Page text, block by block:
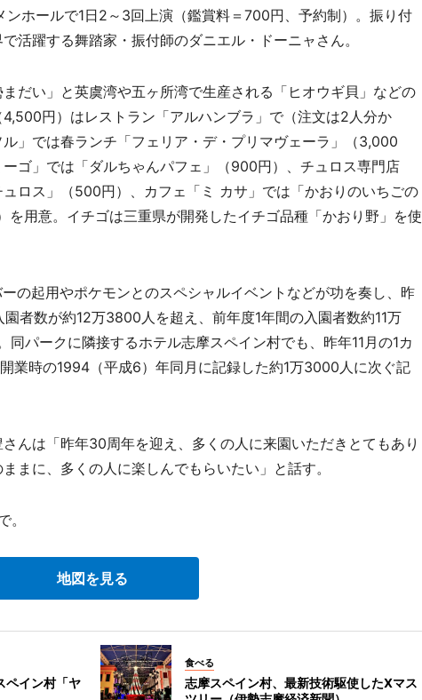
ホールで1日2～3回上演（鑑賞料＝700円、予約制）。振り付
活躍する舞踏家・振付師のダニエル・ドーニャさん。
だい」と英虞湾や五ヶ所湾で生産される「ヒオウギ貝」などの
円）はレストラン「アルハンブラ」で（注文は2人分か
」では春ランチ「フェリア・デ・プリマヴェーラ」（3,000
ゴ」では「ダルちゃんパフェ」（900円）、チュロス専門店
ュロス」（500円）、カフェ「ミ カサ」では「かおりのいちごの
を用意。イチゴは三重県が開発したイチゴ品種「かおり野」を使
の起用やポケモンとのスペシャルイベントなどが功を奏し、昨
者数が約12万3800人を超え、前年度1年間の入園者数約11万
パークに隣接するホテル志摩スペイン村でも、昨年11月の1カ
業時の1994（平成6）年同月に記録した約1万3000人に次ぐ記
んは「昨年30周年を迎え、多くの人に来園いただきとてもあり
まに、多くの人に楽しんでもらいたい」と話す。
地図を見る
ペイン村「ヤ
食べる
志摩スペイン村、最新技術駆使したXマス